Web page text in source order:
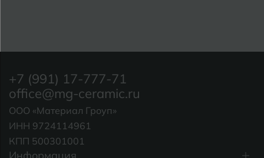
Информация
+7 (991) 17-777-71
office@mg-ceramic.ru
ООО «Материал Гроуп»
ИНН 9724114961
КПП 500301001